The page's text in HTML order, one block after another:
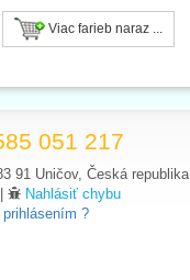
Viac farieb naraz ...
051 217
91 Uničov, Česká republika
|
Nahlásiť chybu
?